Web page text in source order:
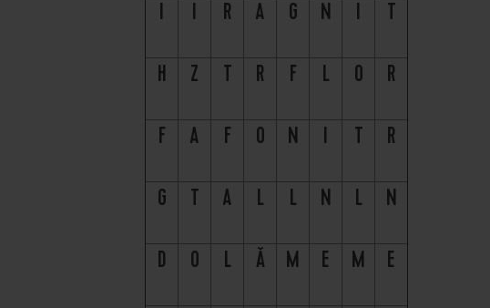
R A G N T
H Z T R F L O R
F A F O N T R
G T A L L N L N
D O L Ă M E M E